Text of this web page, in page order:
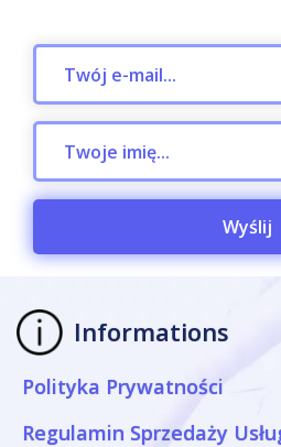
Wyślij
Informations
Polityka Prywatności
Regulamin Sprzedaży